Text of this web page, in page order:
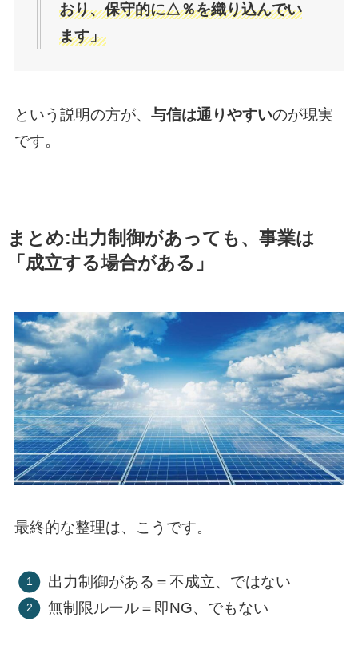
おり、保守的に△％を織り込んでい
ます」
という説明の方が、 与信は通りやすいのが現実
です。
まとめ:出力制御があっても、事業は
「成立する場合がある」
最終的な整理は、こうです。
出力制御がある＝不成立、ではない
無制限ルール＝即NG、でもない